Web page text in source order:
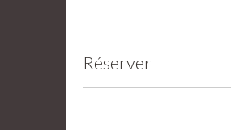
Réserver